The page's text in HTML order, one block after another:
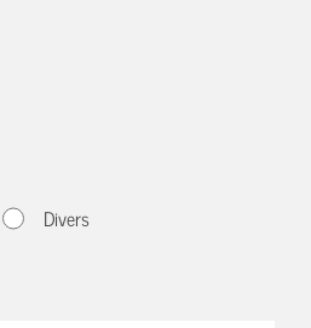
Divers